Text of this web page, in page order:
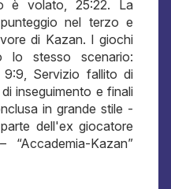
è volato, 25:22. La
nel terzo e
di Kazan. I giochi
lo stesso scenario:
9:9, Servizio fallito di
inseguimento e finali
in grande stile -
dell'ex giocatore
Kazan”